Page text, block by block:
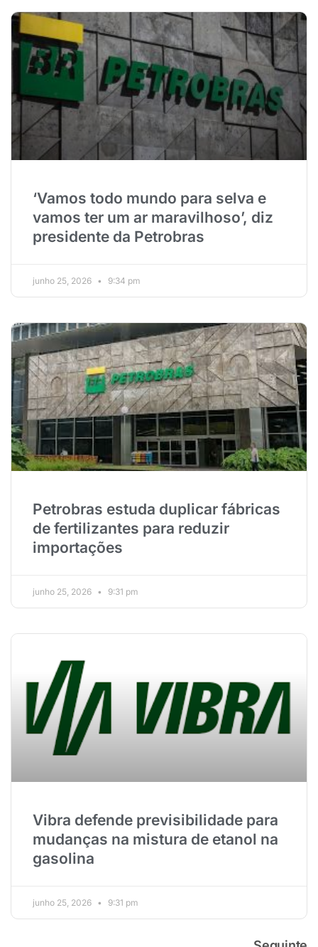
‘Vamos todo mundo para selva e
vamos ter um ar maravilhoso’, diz
presidente da Petrobras
junho 25, 2026 9:34 pm
Petrobras estuda duplicar fábricas
de fertilizantes para reduzir
importações
junho 25, 2026 9:31 pm
Vibra defende previsibilidade para
mudanças na mistura de etanol na
gasolina
junho 25, 2026 9:31 pm